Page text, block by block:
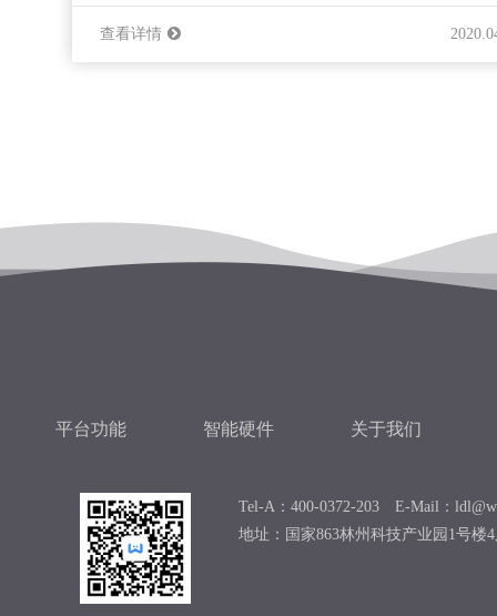
查看详情
平台功能 智能硬件 关于我们
Tel-A：400-0372-203 E-Mail：
地址：国家863林州科技产业园1号楼